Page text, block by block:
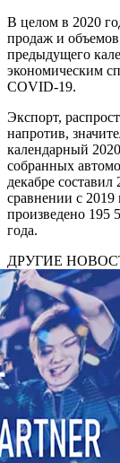
В целом в 2020
продаж и
предыдущего
экономическим
COVID-19.
Экспорт,
напротив,
календарный
собранных
декабре
сравнении с 2019
произведено 195
года.
ДРУГИЕ